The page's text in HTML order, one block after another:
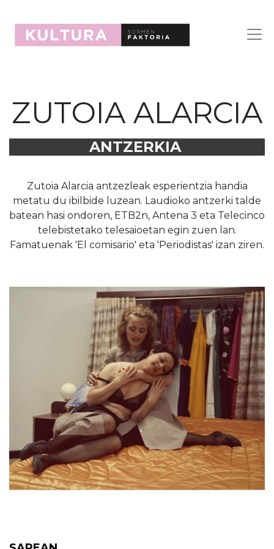
ZUTOIA ALARCIA
ANTZERKIA
Zutoia Alarcia antzezleak esperientzia handia
metatu du ibilbide luzean. Laudioko antzerki talde
batean hasi ondoren, ETB2n, Antena 3 eta Telecinco
telebistetako telesaioetan egin zuen lan.
Famatuenak 'El comisario' eta 'Periodistas' izan ziren.